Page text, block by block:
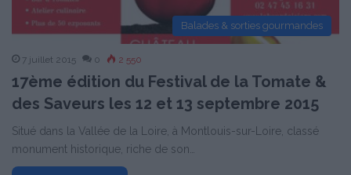
Balades & sorties gourmandes
7 juillet 2015 0 2 550
17ème édition du Festival de la Tomate &
des Saveurs les 12 et 13 septembre 2015
Situé dans la Vallée de la Loire, à Montlouis-sur-Loire, classé
monument historique, riche de son…